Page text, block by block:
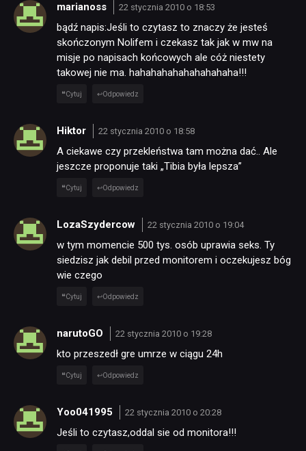
marianoss 22 stycznia 2010 o 18:53
bądź napis:Jeśli to czytasz to znaczy że jesteś
skończonym Nolifem i czekasz tak jak w mw na
misje po napisach końcowych ale cóż niestety
takowej nie ma. hahahahahahahahahaha!!!
Cytuj Odpowiedz
Hiktor 22 stycznia 2010 o 18:58
A ciekawe czy przekleństwa tam można dać.. Ale
jeszcze proponuje taki „Tibia była lepsza”
Cytuj Odpowiedz
LozaSzydercow 22 stycznia 2010 o 19:04
w tym momencie 500 tys. osób uprawia seks. Ty
siedzisz jak debil przed monitorem i oczekujesz bóg
wie czego
Cytuj Odpowiedz
narutoGO 22 stycznia 2010 o 19:28
kto przeszedł gre umrze w ciągu 24h
Cytuj Odpowiedz
Yoo041995 22 stycznia 2010 o 20:28
Jeśli to czytasz,oddal sie od monitora!!!